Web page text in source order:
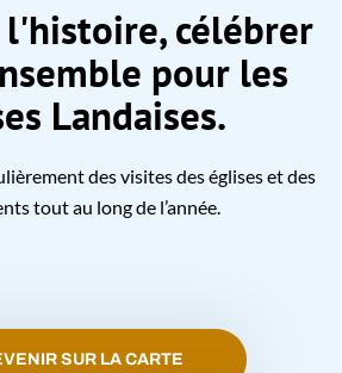
l'histoire, célébrer
pour les
Landaises.
des visites des églises et des
tout au long de l’année.
SUR LA CARTE